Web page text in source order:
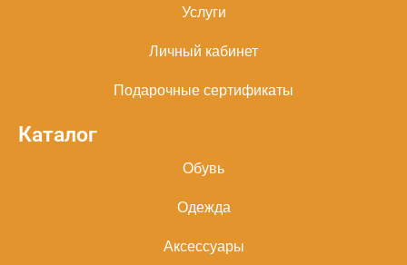
Услуги
Личный кабинет
Подарочные сертификаты
Каталог
Обувь
Одежда
Аксессуары